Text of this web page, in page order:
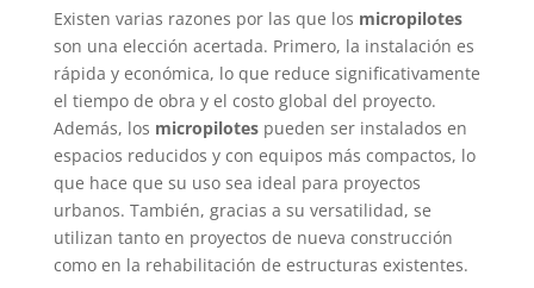
Existen varias razones por las que los micropilotes
son una elección acertada. Primero, la instalación es
rápida y económica, lo que reduce significativamente
el tiempo de obra y el costo global del proyecto.
Además, los micropilotespueden ser instalados en
espacios reducidos y con equipos más compactos, lo
que hace que su uso sea ideal para proyectos
urbanos. También, gracias a su versatilidad, se
utilizan tanto en proyectos de nueva construcción
como en la rehabilitación de estructuras existentes.